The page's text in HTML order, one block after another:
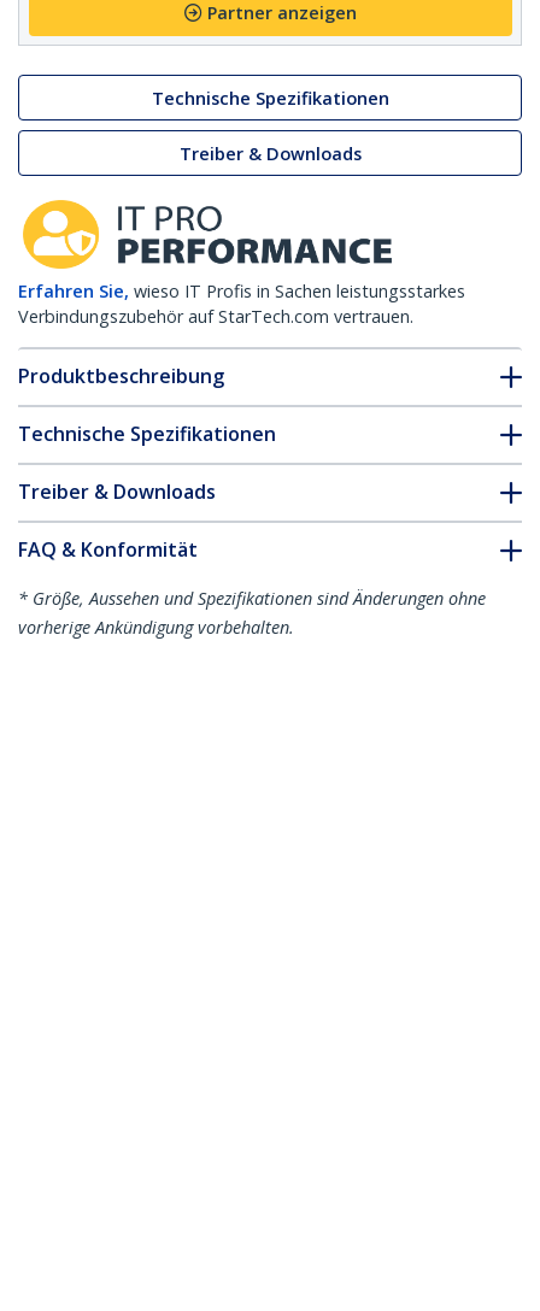
Partner anzeigen
Technische Spezifikationen
Treiber & Downloads
Erfahren Sie, wieso IT Profis in Sachen leistungsstarkes
Verbindungszubehör auf StarTech.com vertrauen.
Produktbeschreibung
Technische Spezifikationen
Treiber & Downloads
FAQ & Konformität
* Größe, Aussehen und Spezifikationen sind Änderungen ohne
vorherige Ankündigung vorbehalten.